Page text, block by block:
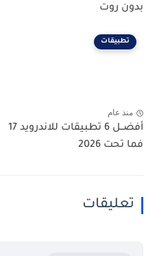
بدون روت
تطبيقات
منذ عام
أفضــل 6 تطبيقات للاندرويد 17
فما تحت 2026
تعليقات